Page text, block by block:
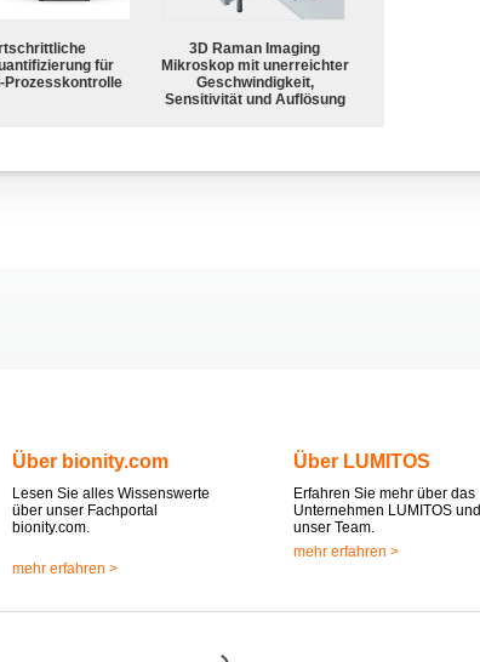
für
Prozesskontrolle
3D Raman Imaging
Mikroskop mit unerreichter
Geschwindigkeit,
Sensitivität und Auflösung
Über bionity.com
Lesen Sie alles Wissenswerte
über unser Fachportal
bionity.com.
mehr erfahren >
Über LUMITOS
Erfahren Sie mehr über das
Unternehmen LUMITOS und
unser Team.
mehr erfahren >